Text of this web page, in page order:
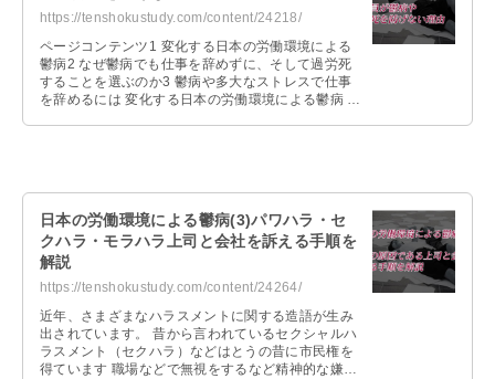
https://tenshokustudy.com/content/24218/
ページコンテンツ1 変化する日本の労働環境による
鬱病2 なぜ鬱病でも仕事を辞めずに、そして過労死
することを選ぶのか3 鬱病や多大なストレスで仕事
を辞めるには 変化する日本の労働環境による鬱病 日
日本の労働環境による鬱病(3)パワハラ・セ
クハラ・モラハラ上司と会社を訴える手順を
解説
https://tenshokustudy.com/content/24264/
近年、さまざまなハラスメントに関する造語が生み
出されています。 昔から言われているセクシャルハ
ラスメント（セクハラ）などはとうの昔に市民権を
得ています 職場などで無視をするなど精神的な嫌が